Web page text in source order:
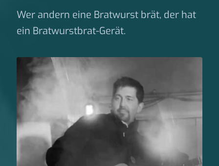
Wer andern eine Bratwurst brät, der hat
ein Bratwurstbrat-Gerät.